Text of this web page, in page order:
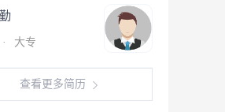
· 大专
查看更多简历